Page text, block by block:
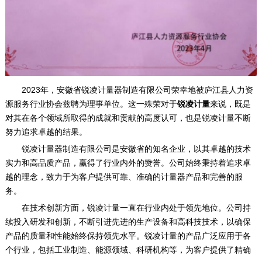
2023年，安徽省锐凌计量器制造有限公司荣幸地被庐江县人力资
源服务行业协会兹聘为理事单位。这一殊荣对于锐凌计量来说，既是
对其在各个领域所取得的成就和贡献的高度认可，也是锐凌计量不断
努力追求卓越的结果。
锐凌计量器制造有限公司是安徽省的知名企业，以其卓越的技术
实力和高品质产品，赢得了行业内外的赞誉。公司始终秉持着追求卓
越的理念，致力于为客户提供可靠、准确的计量器产品和完善的服
务。
在技术创新方面，锐凌计量一直在行业内处于领先地位。公司持
续投入研发和创新，不断引进先进的生产设备和高科技技术，以确保
产品的质量和性能始终保持领先水平。锐凌计量的产品广泛应用于各
个行业，包括工业制造、能源领域、科研机构等，为客户提供了精确